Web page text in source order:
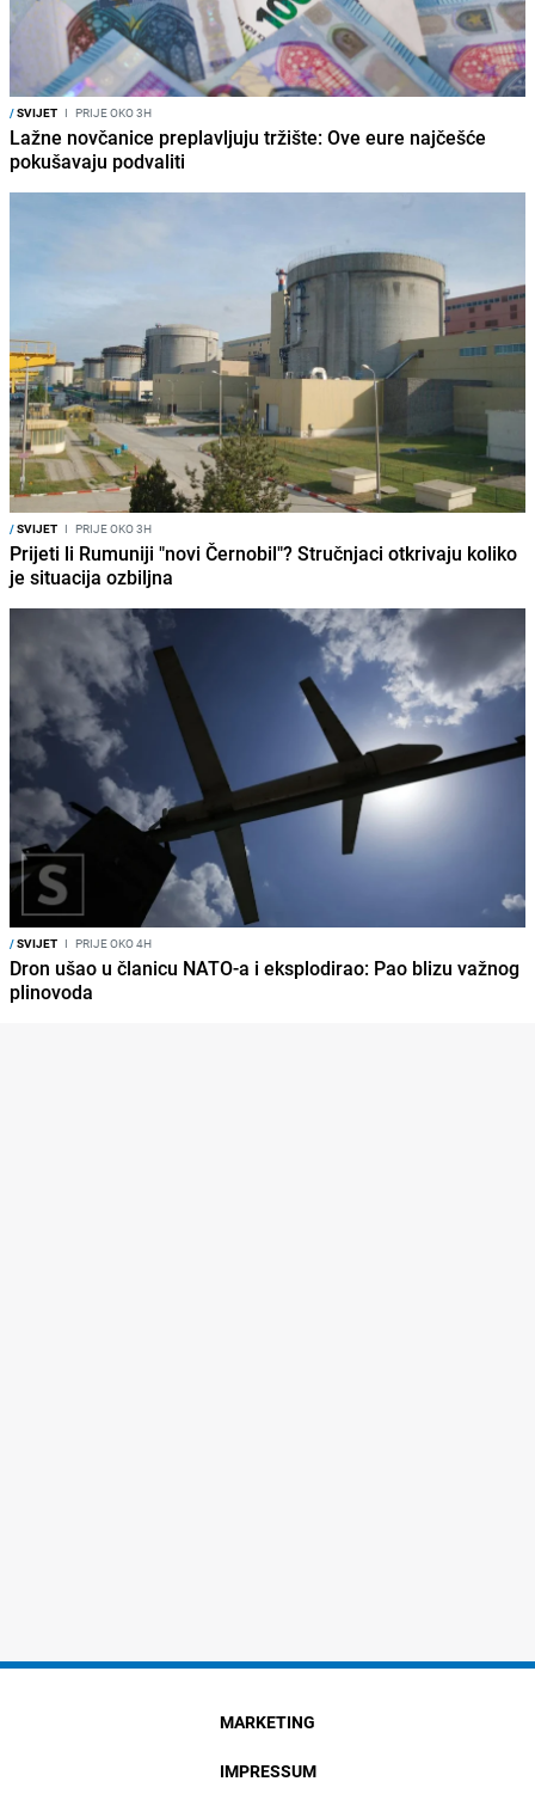
/SVIJET I PRIJE OKO 3H
Lažne novčanice preplavljuju tržište: Ove eure najčešće
pokušavaju podvaliti
/SVIJET I PRIJE OKO 3H
Prijeti li Rumuniji "novi Černobil"? Stručnjaci otkrivaju koliko
je situacija ozbiljna
/SVIJET I PRIJE OKO 4H
Dron ušao u članicu NATO-a i eksplodirao: Pao blizu važnog
plinovoda
MARKETING
IMPRESSUM